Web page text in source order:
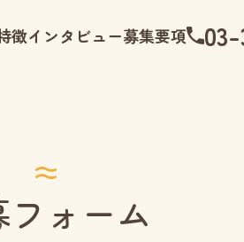
徴インタビュー募集要項
ォーム